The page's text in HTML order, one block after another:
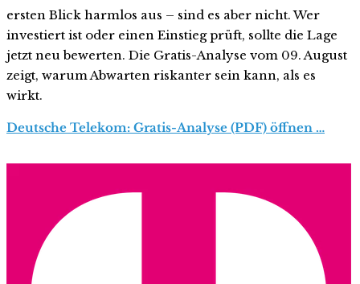
ersten Blick harmlos aus – sind es aber nicht. Wer
investiert ist oder einen Einstieg prüft, sollte die Lage
jetzt neu bewerten. Die Gratis-Analyse vom 09. August
zeigt, warum Abwarten riskanter sein kann, als es
wirkt.
Deutsche Telekom: Gratis-Analyse (PDF) öffnen …